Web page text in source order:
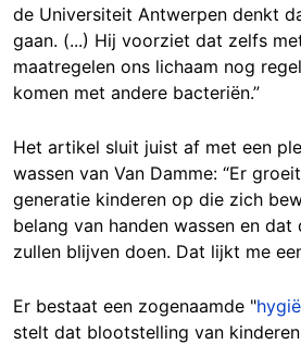
de Universiteit Antwerpen denkt
gaan. (...) Hij voorziet dat zelfs
maatregelen ons lichaam nog
komen met andere bacteriën.”
Het artikel sluit juist af met een
wassen van Van Damme: “Er
generatie kinderen op die zich
belang van handen wassen en
zullen blijven doen. Dat lijkt me
Er bestaat een zogenaamde "
stelt dat blootstelling van